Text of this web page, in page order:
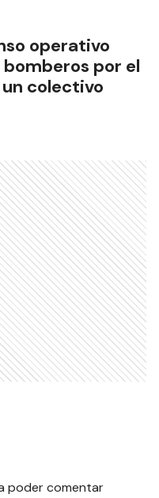
operativo
por el
colectivo
poder comentar